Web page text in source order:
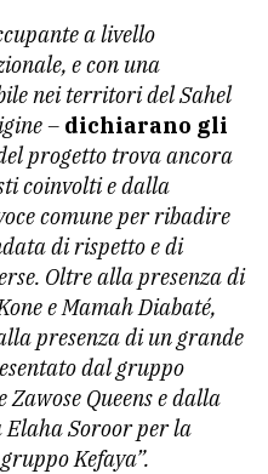
a livello
e con una
nei territori del Sahel
– dichiarano gli
progetto trova ancora
coinvolti e dalla
comune per ribadire
di rispetto e di
Oltre alla presenza di
e Mamah Diabaté,
presenza di un grande
dal gruppo
Queens e dalla
Soroor per la
Kefaya”.